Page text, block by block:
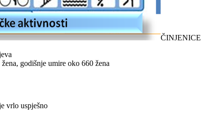
ČINJENICE
godišnje umire oko 660 žena
vrlo uspješno